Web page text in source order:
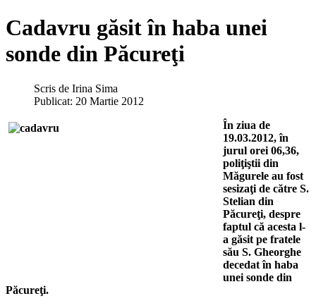
Cadavru găsit în haba unei
sonde din Păcureţi
Scris de Irina Sima
Publicat: 20 Martie 2012
În ziua de
19.03.2012, în
jurul orei 06,36,
poliţiştii din
Măgurele au fost
sesizaţi de către S.
Stelian din
Păcureţi, despre
faptul că acesta l-
a găsit pe fratele
său S. Gheorghe
decedat în haba
unei sonde din
Păcureţi.